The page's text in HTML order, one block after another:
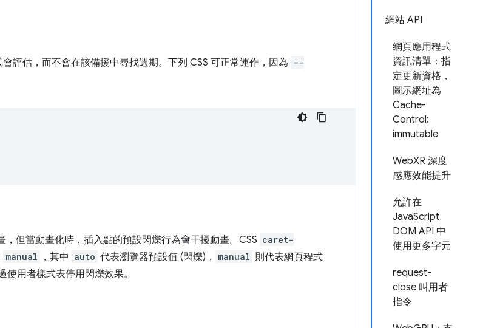
網站 API
網頁應用程式
資訊清單：指
定更新資格，
圖示網址為
Cache-
Control:
immutable
WebXR 深度
感應效能提升
允許在
JavaScript
DOM API 中
使用更多字元
request-
close 叫用者
指令
會評估，而不會在該備援中尋找週期。下列 CSS 可正常運作，因為 --
，但當動畫化時，插入點的預設閃爍行為會干擾動畫。CSS caret-
manual ，其中 auto 代表瀏覽器預設值 (閃爍)， manual 則代表網頁程式
用者樣式表停用閃爍效果。